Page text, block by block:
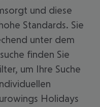
und diese
Standards. Sie
unter dem
finden Sie
um Ihre Suche
Holidays